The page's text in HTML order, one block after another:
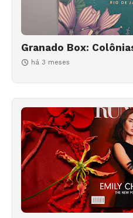
Granado Box:
há 3 meses